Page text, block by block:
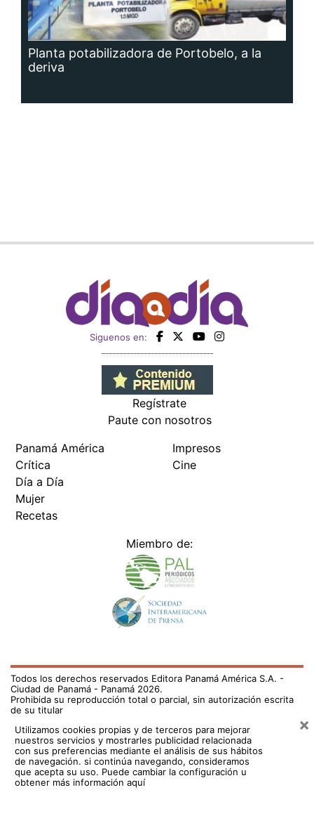
Planta potabilizadora de Portobelo, a la
deriva
Siguenos en:
Regístrate
Paute con nosotros
Panamá América
Crítica
Día a Día
Mujer
Recetas
Impresos
Cine
Miembro de:
Todos los derechos reservados Editora Panamá América S.A. -
Ciudad de Panamá - Panamá 2026.
Prohibida su reproducción total o parcial, sin autorización escrita
de su titular
Utilizamos cookies propias y de terceros para mejorar
nuestros servicios y mostrarles publicidad relacionada
con sus preferencias mediante el análisis de sus hábitos
de navegación. si continúa navegando, consideramos
que acepta su uso. Puede cambiar la configuración u
obtener más información aquí
×